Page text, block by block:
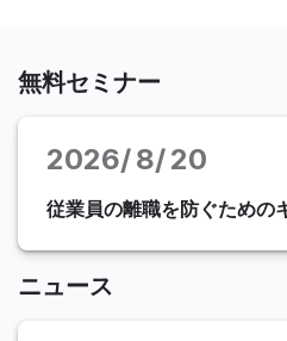
無料セミナー
2026 8 20
従業員の離職を防ぐための
ニュース